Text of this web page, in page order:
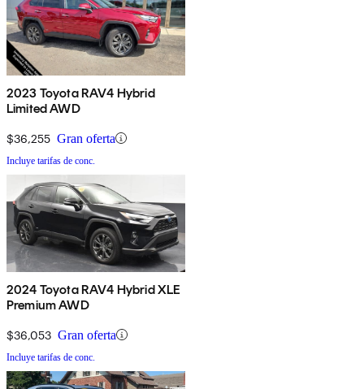
2023 Toyota RAV4 Hybrid
Limited AWD
$36,255 Gran oferta
Incluye tarifas de conc.
2024 Toyota RAV4 Hybrid XLE
Premium AWD
$36,053 Gran oferta
Incluye tarifas de conc.